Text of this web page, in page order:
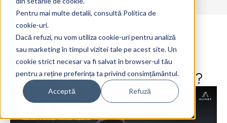
Pentru mai multe detalii, consultă Politica de
cookie-uri.
Dacă refuzi, nu vom utiliza cookie-uri pentru analiză
sau marketing în timpul vizitei tale pe acest site. Un
cookie strict necesar va fi salvat în browser-ul tău
pentru a reține preferința ta privind consimțământul.
Acceptă Refuză
NIS2: the new reality of
cybersecurity. Are you ready?
8 Apr 2025The Ant